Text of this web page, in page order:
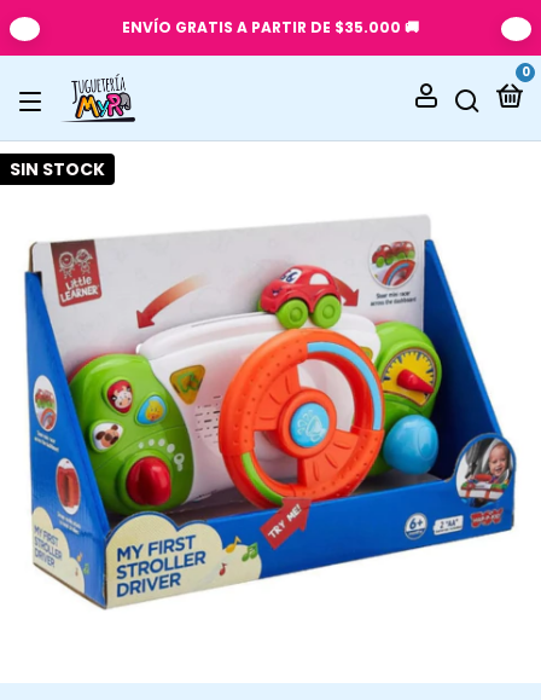
DE $35.000 🚚 AV. 25 DE
0
SIN STOCK